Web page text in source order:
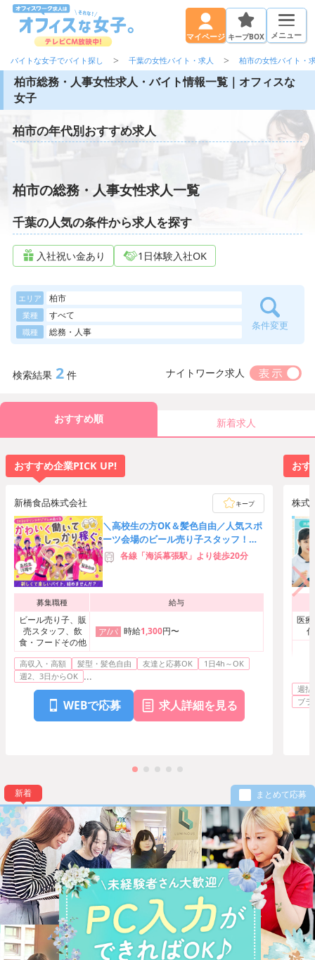
マイページ キープBOX メニュー
バイトな女子でバイト探し 千葉の女性バイト・求人 柏市の女性バイト・
柏市総務・人事女性求人・バイト情報一覧｜オフィスな
女子
柏市の年代別おすすめ求人
柏市の総務・人事女性求人一覧
千葉の人気の条件から求人を探す
入社祝い金あり 1日体験入社OK
エリア 柏市
業種 すべて
職種 総務・人事 条件変更
検索結果 2 件 ナイトワーク求人
おすすめ順 新着求人
おすすめ企業PICK UP!
新橋食品株式会社 キープ
＼高校生の方OK＆髪色自由／人気スポ
ーツ会場のビール売り子スタッフ！友
達応募歓迎★時給3,000円可
各線「海浜幕張駅」より徒歩20分
募集職種 給与
ビール売り子、販
売スタッフ、飲
食・フードその他
ア/パ 時給1,300円〜
高収入・高額 髪型・髪色自由 友達と応募OK
1日4h～OK
週2、3日からOK ...
WEBで応募 求人詳細を見る
おす
株式
医
ー
シ
週払
ブ
新着 まとめて応募